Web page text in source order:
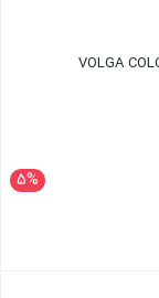
5%